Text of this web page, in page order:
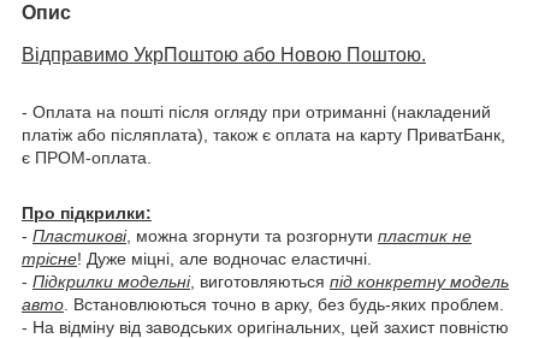
Опис
Відправимо УкрПоштою або Новою Поштою.
- Оплата на пошті після огляду при отриманні (накладений
платіж або післяплата), також є оплата на карту ПриватБанк,
є ПРОМ-оплата.
Про підкрилки:
- Пластикові, можна згорнути та розгорнути пластик не
трісне! Дуже міцні, але водночас еластичні.
- Підкрилки модельні, виготовляються під конкретну модель
авто . Встановлюються точно в арку, без будь-яких проблем.
- На відміну від заводських оригінальних, цей захист повністю